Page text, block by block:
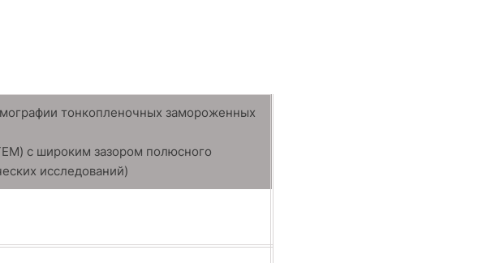
тонкопленочных замороженных
с широким зазором полюсного
исследований)